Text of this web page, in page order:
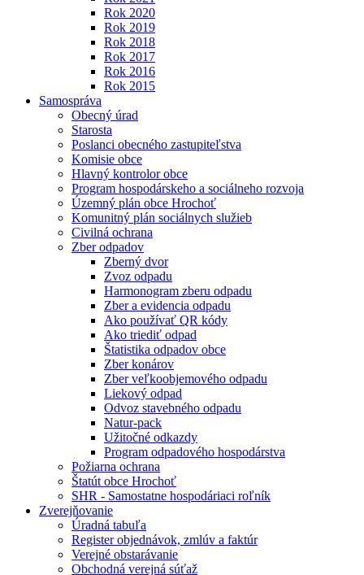
Rok 2020
Rok 2019
Rok 2018
Rok 2017
Rok 2016
Rok 2015
Samospráva
Obecný úrad
Starosta
Poslanci obecného zastupiteľstva
Komisie obce
Hlavný kontrolor obce
Program hospodárskeho a sociálneho rozvoja
Územný plán obce Hrochoť
Komunitný plán sociálnych služieb
Civilná ochrana
Zber odpadov
Zberný dvor
Zvoz odpadu
Harmonogram zberu odpadu
Zber a evidencia odpadu
Ako používať QR kódy
Ako triediť odpad
Štatistika odpadov obce
Zber konárov
Zber veľkoobjemového odpadu
Liekový odpad
Odvoz stavebného odpadu
Natur-pack
Užitočné odkazdy
Program odpadového hospodárstva
Požiarna ochrana
Štatút obce Hrochoť
SHR - Samostatne hospodáriaci roľník
Zverejňovanie
Úradná tabuľa
Register objednávok, zmlúv a faktúr
Verejné obstarávanie
Obchodná verejná súťaž